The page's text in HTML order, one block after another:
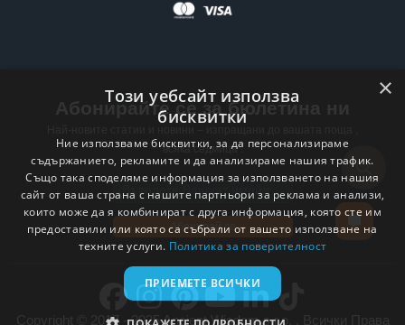
Абонирайте се за бюлетина ни
всяка седмица .
Email address
Абонирай се
Copyright © 2017 - 2025 Ancient Wisdom s.r.o. . Всички Права
×
Този уебсайт използва
бисквитки
Ние използваме бисквитки, за да персонализираме
съдържанието, рекламите и да анализираме нашия трафик.
Също така споделяме информация за използването на нашия
сайт от ваша страна с нашите партньори за реклама и анализи,
които може да я комбинират с друга информация, която сте им
предоставили или която са събрали от вашето използване на
техните услуги. Политика за поверителност
ПРИЕМЕТЕ ВСИЧКИ